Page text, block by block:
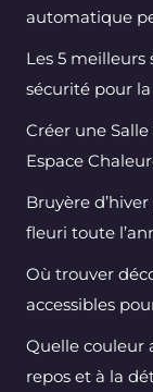
automatique
Les 5
sécurité pour
Créer une Salle
Espace
Bruyère
fleuri toute
Où trouver
accessibles
Quelle couleur
repos et à la